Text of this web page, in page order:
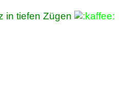
in tiefen Zügen